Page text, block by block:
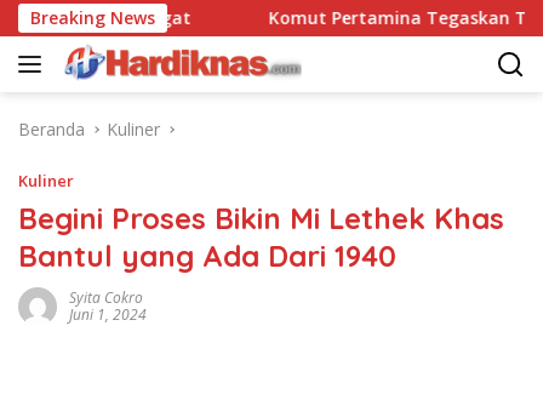
Langsung
ke
konten
Breaking News
90 Pasgat Komut Pertamina Tegaskan Tak Boleh
Beranda Kuliner
Kuliner
Begini Proses Bikin Mi Lethek Khas
Bantul yang Ada Dari 1940
Syita Cokro
Juni 1, 2024